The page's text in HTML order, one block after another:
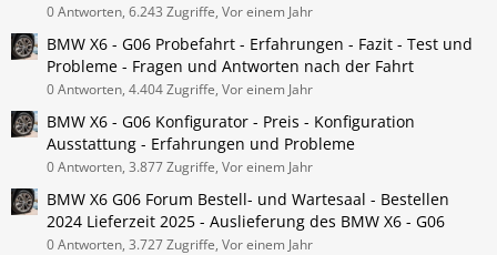
0 Antworten, 6.243 Zugriffe, Vor einem Jahr
BMW X6 - G06 Probefahrt - Erfahrungen - Fazit - Test und
Probleme - Fragen und Antworten nach der Fahrt
0 Antworten, 4.404 Zugriffe, Vor einem Jahr
BMW X6 - G06 Konfigurator - Preis - Konfiguration
Ausstattung - Erfahrungen und Probleme
0 Antworten, 3.877 Zugriffe, Vor einem Jahr
BMW X6 G06 Forum Bestell- und Wartesaal - Bestellen
2024 Lieferzeit 2025 - Auslieferung des BMW X6 - G06
0 Antworten, 3.727 Zugriffe, Vor einem Jahr